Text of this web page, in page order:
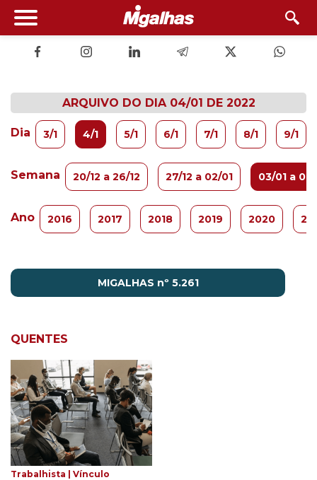
ARQUIVO DO DIA 04/01 DE 2022
Dia 3/1 4/1 5/1 6/1 7/1 8/1 9/1
Semana 20/12 a 26/12 27/12 a 02/01 03/01 a
Ano 2016 2017 2018 2019 2020
MIGALHAS nº 5.261
QUENTES
Trabalhista | Vínculo